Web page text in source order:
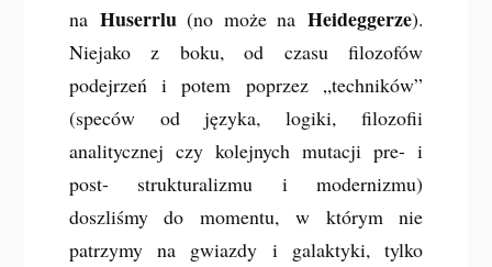
naHuserrlu (no może naHeideggerze).
Niejako z boku, od czasu filozofów
podejrzeń i potem poprzez „techników”
(speców od języka, logiki, filozofii
analitycznej czy kolejnych mutacji pre- i
post- strukturalizmu i modernizmu)
doszliśmy do momentu, w którym nie
patrzymy na gwiazdy i galaktyki, tylko